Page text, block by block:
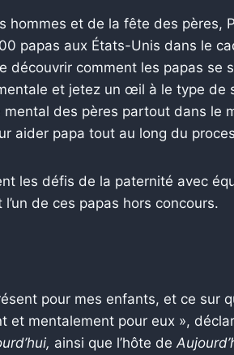
hommes et de la fête des pères,
papas aux États-Unis dans le
découvrir comment les papas se
et jetez un œil à le type de
des pères partout dans le
aider papa tout au long du
les défis de la paternité avec
l’un de ces papas hors concours.
pour mes enfants, et ce sur
et mentalement pour eux »,
ainsi que l’hôte de